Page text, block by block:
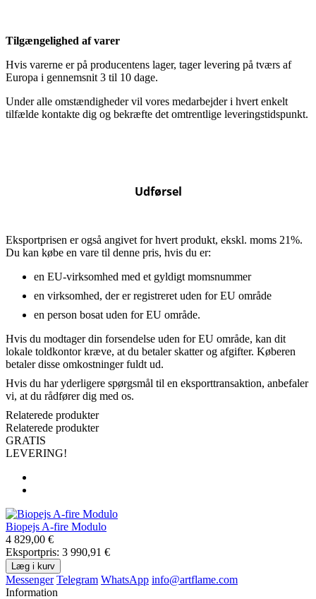
Tilgængelighed af varer
Hvis varerne er på producentens lager, tager levering på tværs af
Europa i gennemsnit 3 til 10 dage.
Under alle omstændigheder vil vores medarbejder i hvert enkelt
tilfælde kontakte dig og bekræfte det omtrentlige leveringstidspunkt.
Udførsel
Eksportprisen er også angivet for hvert produkt, ekskl. moms 21%.
Du kan købe en vare til denne pris, hvis du er:
en EU-virksomhed med et gyldigt momsnummer
en virksomhed, der er registreret uden for EU område
en person bosat uden for EU område.
Hvis du modtager din forsendelse uden for EU område, kan dit
lokale toldkontor kræve, at du betaler skatter og afgifter. Køberen
betaler disse omkostninger fuldt ud.
Hvis du har yderligere spørgsmål til en eksporttransaktion, anbefaler
vi, at du rådfører dig med os.
Relaterede produkter
Relaterede produkter
GRATIS
LEVERING!
Biopejs A-fire Modulo
4 829,00 €
Eksportpris: 3 990,91 €
Læg i kurv
Messenger Telegram WhatsApp info@artflame.com
Information